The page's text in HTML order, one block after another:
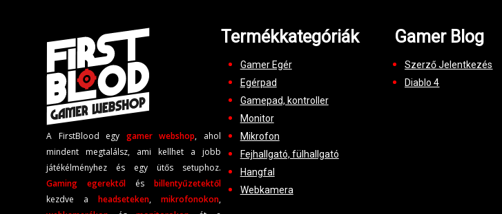
A FirstBlood egy gamer webshop, ahol
mindent megtalálsz, ami kellhet a jobb
játékélményhez és egy ütős setuphoz.
Gaming egerektől és billentyűzetektől
kezdve a headseteken, mikrofonokon,
Termékkategóriák
Gamer Egér
Egérpad
Gamepad, kontroller
Monitor
Mikrofon
Fejhallgató, fülhallgató
Hangfal
Webkamera
Gamer Blog
Szerző Jelentkezés
Diablo 4